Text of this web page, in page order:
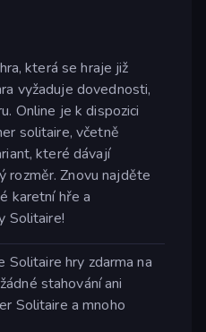
která se hraje již
vyžaduje dovednosti,
Online je k dispozici
solitaire, včetně
které dávají
rozměr. Znovu najděte
karetní hře a
Solitaire!
Solitaire hry zdarma na
stahování ani
Solitaire a mnoho